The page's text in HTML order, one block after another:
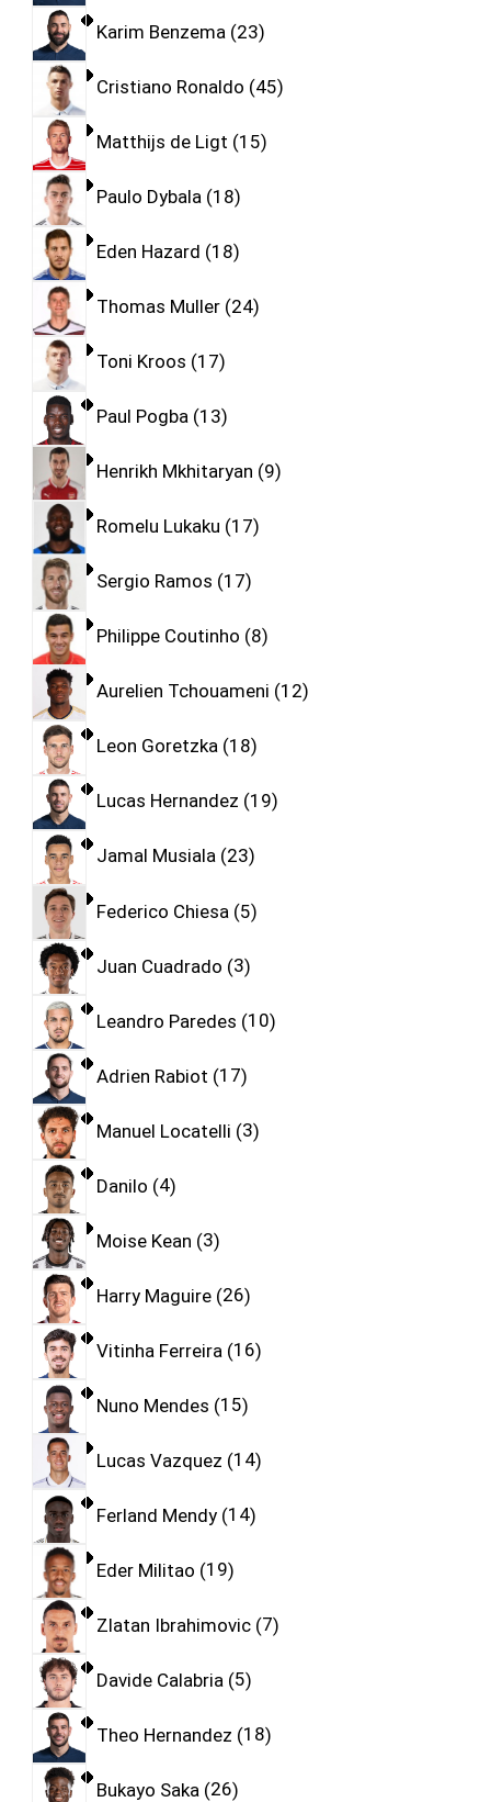
Karim Benzema 23
Cristiano Ronaldo 45
Matthijs de Ligt 15
Paulo Dybala 18
Eden Hazard 18
Thomas Muller 24
Toni Kroos 17
Paul Pogba 13
Henrikh Mkhitaryan 9
Romelu Lukaku 17
Sergio Ramos 17
Philippe Coutinho 8
Aurelien Tchouameni 12
Leon Goretzka 18
Lucas Hernandez 19
Jamal Musiala 23
Federico Chiesa 5
Juan Cuadrado 3
Leandro Paredes 10
Adrien Rabiot 17
Manuel Locatelli 3
Danilo 4
Moise Kean 3
Harry Maguire 26
Vitinha Ferreira 16
Nuno Mendes 15
Lucas Vazquez 14
Ferland Mendy 14
Eder Militao 19
Zlatan Ibrahimovic 7
Davide Calabria 5
Theo Hernandez 18
Bukayo Saka 26